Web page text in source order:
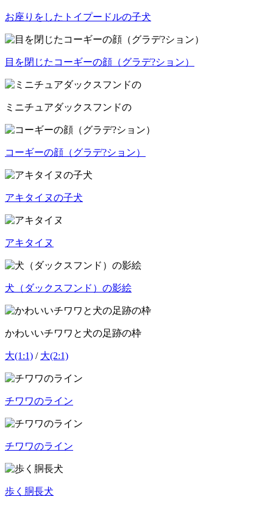
お座りをしたトイプードルの子犬
目を閉じたコーギーの顔（グラデ?ション）
ミニチュアダックスフンドの
コーギーの顔（グラデ?ション）
アキタイヌの子犬
アキタイヌ
犬（ダックスフンド）の影絵
かわいいチワワと犬の足跡の枠
大(1:1) / 大(2:1)
チワワのライン
チワワのライン
歩く胴長犬